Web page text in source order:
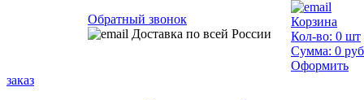
Обратный звонок
Доставка по всей России
Корзина
Кол-во: 0 шт
Сумма: 0
Оформить
заказ